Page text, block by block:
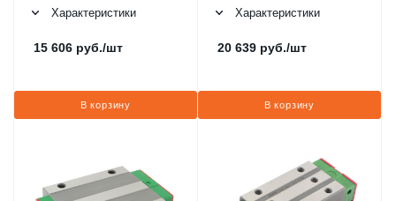
Характеристики
15 606 руб./шт
В корзину
Характеристики
20 639 руб./шт
В корзину